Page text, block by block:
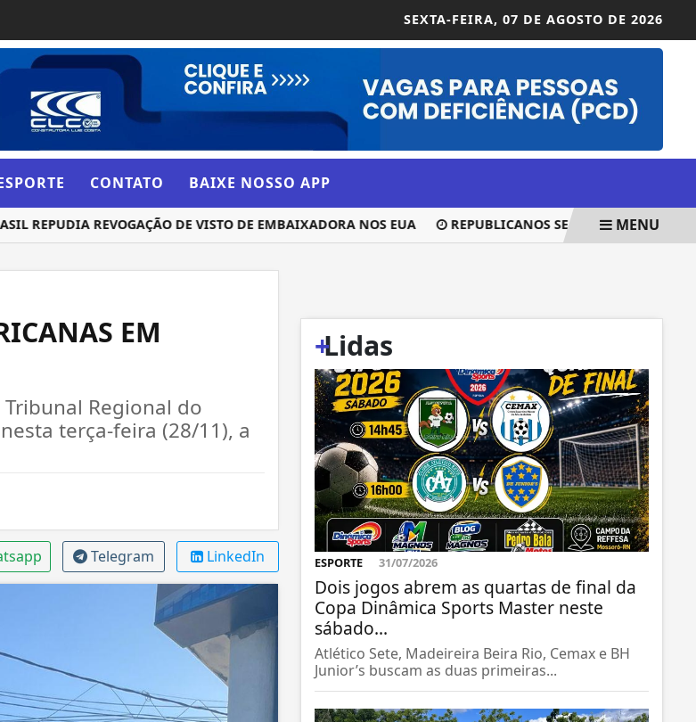
SEXTA-FEIRA, 07 DE AGOSTO DE 2026
CONTATO BAIXE NOSSO APP
REPUDIA REVOGAÇÃO DE VISTO DE EMBAIXADORA NOS EUA REPUBLICANOS SE MANTERÁ NEUTRO
MENU
EM
Regional do
terça-feira (28/11), a
Telegram LinkedIn
+
Lidas
ESPORTE 31/07/2026
Dois jogos abrem as quartas de final da
Copa Dinâmica Sports Master neste
sábado...
Atlético Sete, Madeireira Beira Rio, Cemax e BH
Junior’s buscam as duas primeiras...